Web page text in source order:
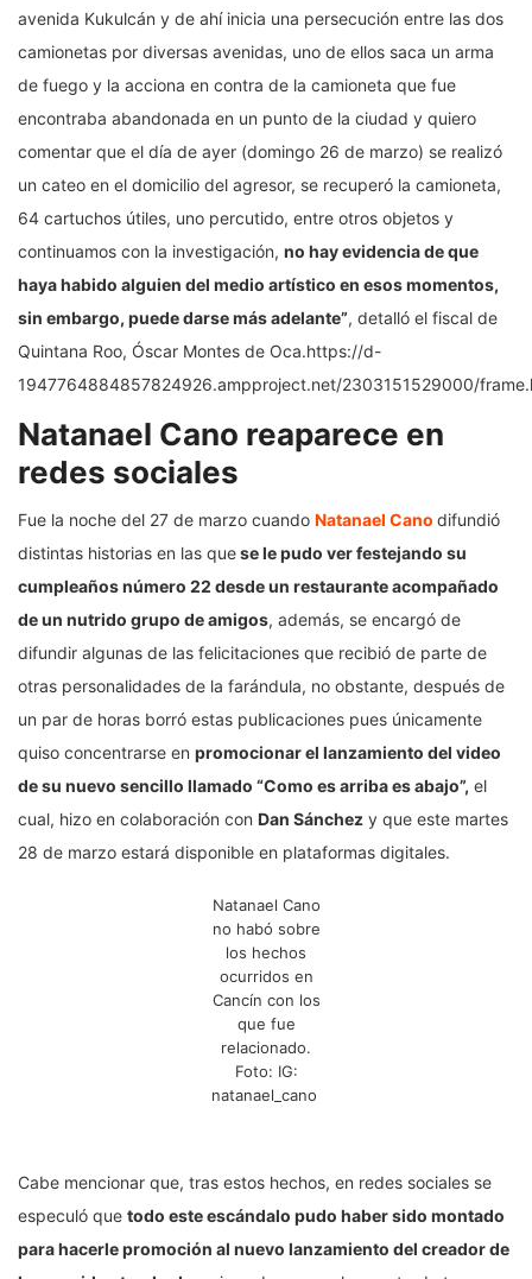
avenida Kukulcán y de ahí inicia una persecución entre las dos
camionetas por diversas avenidas, uno de ellos saca un arma
de fuego y la acciona en contra de la camioneta que fue
encontraba abandonada en un punto de la ciudad y quiero
comentar que el día de ayer (domingo 26 de marzo) se realizó
un cateo en el domicilio del agresor, se recuperó la camioneta,
64 cartuchos útiles, uno percutido, entre otros objetos y
continuamos con la investigación, no hay evidencia de que
haya habido alguien del medio artístico en esos momentos,
sin embargo, puede darse más adelante”, detalló el fiscal de
Quintana Roo, Óscar Montes de Oca.https://d-
1947764884857824926.ampproject.net/2303151529000/
Natanael Cano reaparece en
redes sociales
Fue la noche del 27 de marzo cuando Natanael Cano difundió
distintas historias en las quese le pudo ver festejando su
cumpleaños número 22 desde un restaurante acompañado
de un nutrido grupo de amigos, además, se encargó de
difundir algunas de las felicitaciones que recibió de parte de
otras personalidades de la farándula, no obstante, después de
un par de horas borró estas publicaciones pues únicamente
quiso concentrarse en promocionar el lanzamiento del video
de su nuevo sencillo llamado “Como es arriba es abajo”, el
cual, hizo en colaboración con Dan Sánchez y que este martes
28 de marzo estará disponible en plataformas digitales.
Natanael Cano
no habó sobre
los hechos
ocurridos en
Cancín con los
que fue
relacionado.
Foto: IG:
natanael_cano
Cabe mencionar que, tras estos hechos, en redes sociales se
especuló que todo este escándalo pudo haber sido montado
para hacerle promoción al nuevo lanzamiento del creador de